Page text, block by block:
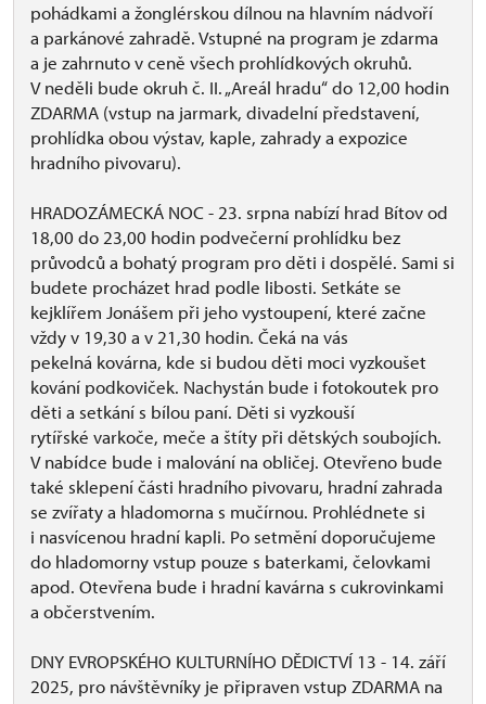
pohádkami a žonglérskou dílnou na hlavním nádvoří
a parkánové zahradě. Vstupné na program je zdarma
a je zahrnuto v ceně všech prohlídkových okruhů.
V neděli bude okruh č. II. „Areál hradu“ do 12,00 hodin
ZDARMA (vstup na jarmark, divadelní představení,
prohlídka obou výstav, kaple, zahrady a expozice
hradního pivovaru).
HRADOZÁMECKÁ NOC - 23. srpna nabízí hrad Bítov od
18,00 do 23,00 hodin podvečerní prohlídku bez
průvodců a bohatý program pro děti i dospělé. Sami si
budete procházet hrad podle libosti. Setkáte se
kejklířem Jonášem při jeho vystoupení, které začne
vždy v 19,30 a v 21,30 hodin. Čeká na vás
pekelná kovárna, kde si budou děti moci vyzkoušet
kování podkoviček. Nachystán bude i fotokoutek pro
děti a setkání s bílou paní. Děti si vyzkouší
rytířské varkoče, meče a štíty při dětských soubojích.
V nabídce bude i malování na obličej. Otevřeno bude
také sklepení části hradního pivovaru, hradní zahrada
se zvířaty a hladomorna s mučírnou. Prohlédnete si
i nasvícenou hradní kapli. Po setmění doporučujeme
do hladomorny vstup pouze s baterkami, čelovkami
apod. Otevřena bude i hradní kavárna s cukrovinkami
a občerstvením.
DNY EVROPSKÉHO KULTURNÍHO DĚDICTVÍ 13 - 14. září
2025, pro návštěvníky je připraven vstup ZDARMA na